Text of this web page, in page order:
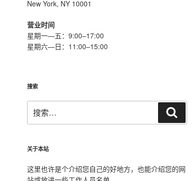
New York, NY 10001
营业时间
星期一—五：9:00–17:00
星期六—日：11:00–15:00
搜索
索：
索
关于本站
这里也许是个介绍您自己的好地方，也能介绍您的网